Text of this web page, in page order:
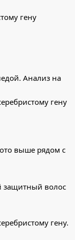
гену
Анализ на
гену
выше рядом с
защитный волос
гену.